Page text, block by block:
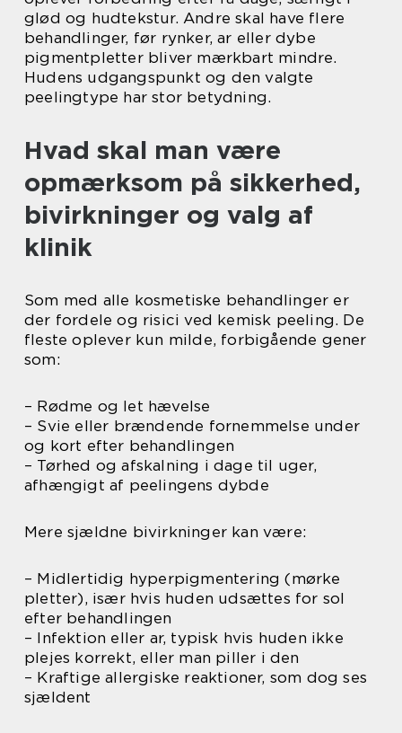
glød og hudtekstur. Andre skal have flere
behandlinger, før rynker, ar eller dybe
pigmentpletter bliver mærkbart mindre.
Hudens udgangspunkt og den valgte
peelingtype har stor betydning.
Hvad skal man være
opmærksom på sikkerhed,
bivirkninger og valg af
klinik
Som med alle kosmetiske behandlinger er
der fordele og risici ved kemisk peeling. De
fleste oplever kun milde, forbigående gener
som:
– Rødme og let hævelse
– Svie eller brændende fornemmelse under
og kort efter behandlingen
– Tørhed og afskalning i dage til uger,
afhængigt af peelingens dybde
Mere sjældne bivirkninger kan være:
– Midlertidig hyperpigmentering (mørke
pletter), især hvis huden udsættes for sol
efter behandlingen
– Infektion eller ar, typisk hvis huden ikke
plejes korrekt, eller man piller i den
– Kraftige allergiske reaktioner, som dog ses
sjældent